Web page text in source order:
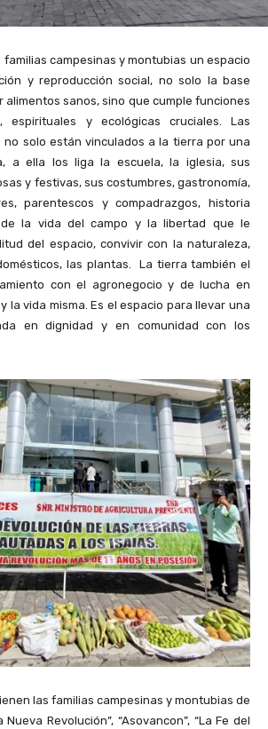
campesinas y montubias un espacio
y reproducción social, no solo la base
alimentos sanos, sino que cumple funciones
espirituales y ecológicas cruciales. Las
no solo están vinculados a la tierra por una
a ella los liga la escuela, la iglesia, sus
y festivas, sus costumbres, gastronomía,
parentescos y compadrazgos, historia
la vida del campo y la libertad que le
del espacio, convivir con la naturaleza,
las plantas. La tierra también el
con el agronegocio y de lucha en
la vida misma. Es el espacio para llevar una
en dignidad y en comunidad con los
las familias campesinas y montubias de
Revolución”, “Asovancon”, “La Fe del